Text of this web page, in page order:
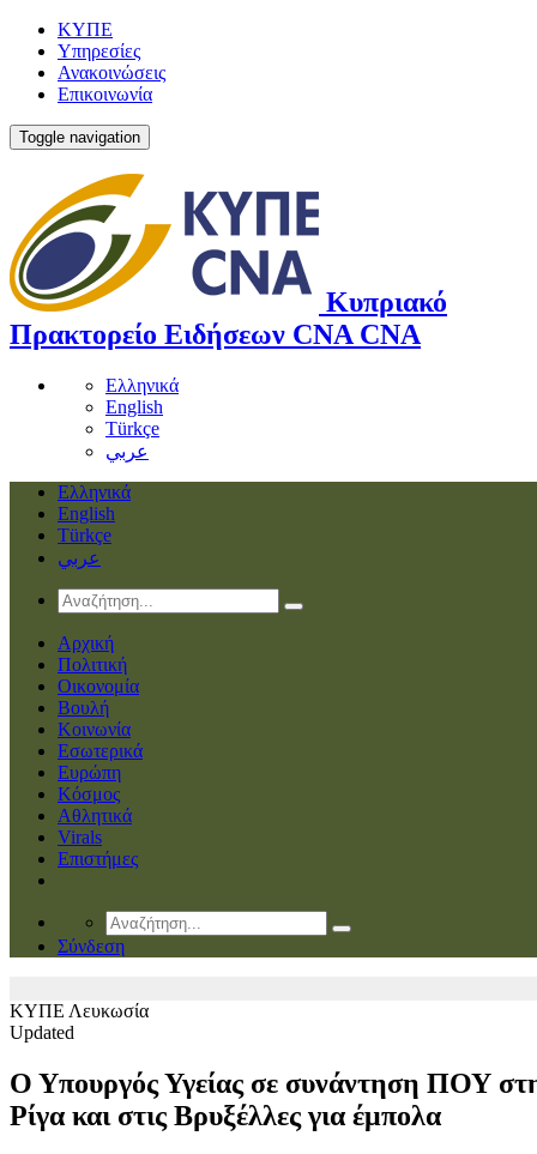
ΚΥΠΕ
Υπηρεσίες
Ανακοινώσεις
Επικοινωνία
Toggle navigation
Κυπριακό
Πρακτορείο Ειδήσεων CNA CNA
Ελληνικά
English
Türkçe
عربي
Ελληνικά
English
Türkçe
عربي
Αρχική
Πολιτική
Οικονομία
Βουλή
Κοινωνία
Εσωτερικά
Ευρώπη
Κόσμος
Αθλητικά
Virals
Επιστήμες
Σύνδεση
ΚΥΠΕ Λευκωσία
Updated
O Yπουργός Υγείας σε συνάντηση ΠΟΥ
Ρίγα και στις Βρυξέλλες για έμπολα